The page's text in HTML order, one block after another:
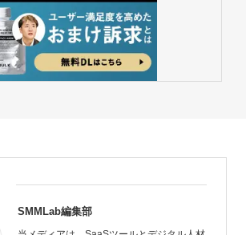
SMMLab編集部